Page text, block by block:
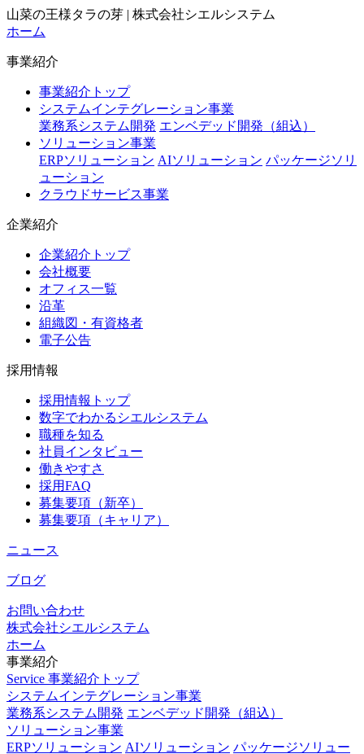
山菜の王様タラの芽 | 株式会社シエルシステム
ホーム
事業紹介
事業紹介トップ
システムインテグレーション事業
業務系システム開発 エンベデッド開発（組込）
ソリューション事業
ERPソリューション AIソリューション パッケージソリ
ューション
クラウドサービス事業
企業紹介
企業紹介トップ
会社概要
オフィス一覧
沿革
組織図・有資格者
電子公告
採用情報
採用情報トップ
数字でわかるシエルシステム
職種を知る
社員インタビュー
働きやすさ
採用FAQ
募集要項（新卒）
募集要項（キャリア）
ニュース
ブログ
お問い合わせ
株式会社シエルシステム
ホーム
事業紹介
Service 事業紹介トップ
システムインテグレーション事業
業務系システム開発 エンベデッド開発（組込）
ソリューション事業
ERPソリューション AIソリューション パッケージソリュー